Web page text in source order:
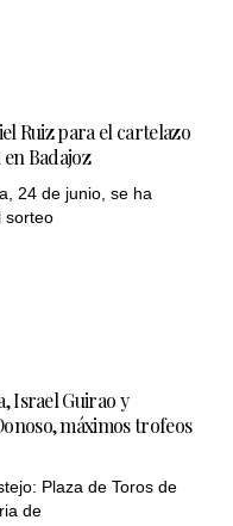
Ruiz para el cartelazo
en Badajoz
24 de junio, se ha
sorteo
Israel Guirao y
máximos trofeos
Plaza de Toros de
de